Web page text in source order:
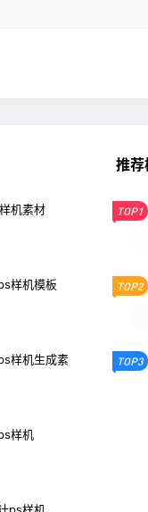
机素材
样机模板
样机生成素
样机
推荐
TOP1
TOP2
TOP3